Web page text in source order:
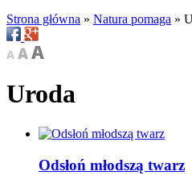
Strona główna » Natura pomaga »
Uroda
Odsłoń młodszą twarz